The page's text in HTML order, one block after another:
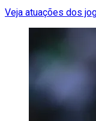
Veja atuações dos